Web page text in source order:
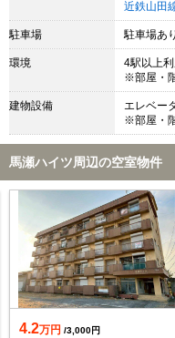
近鉄山田
駐車場 駐車場あり
環境
4駅以上
※部屋・
建物設備
エレベー
※部屋・
馬瀬ハイツ周辺の空室物件
4.2万円 /3,000円